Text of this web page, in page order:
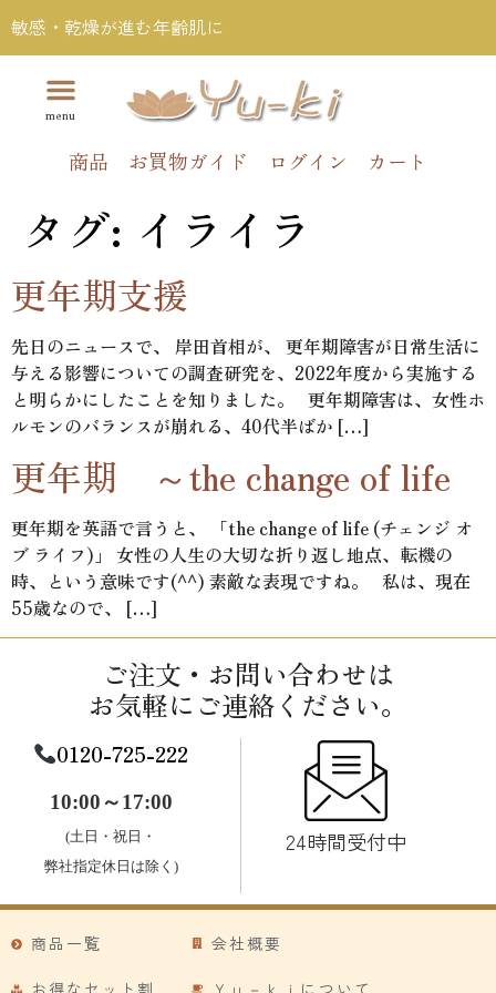
敏感・乾燥が進む年齢肌に
商品 お買物ガイド ログイン カート
タグ: イライラ
更年期支援
先日のニュースで、 岸田首相が、 更年期障害が日常生活に
与える影響についての調査研究を、2022年度から実施する
と明らかにしたことを知りました。 更年期障害は、女性ホ
ルモンのバランスが崩れる、40代半ばか […]
更年期 ～the change of life
更年期を英語で言うと、 「the change of life (チェンジ オ
ブ ライフ)」 女性の人生の大切な折り返し地点、転機の
時、という意味です(^^) 素敵な表現ですね。 私は、現在
55歳なので、 […]
ご注文・お問い合わせは
お気軽にご連絡ください。
0120-725-222
10:00～17:00
(土日・祝日・
弊社指定休日は除く)
24時間受付中
商品一覧 会社概要